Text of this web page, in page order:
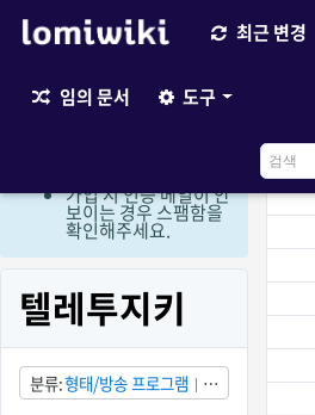
최근 변경
임의 문서 도구
현재 로그인 회원만 편
집이 가능한 상태입니
가입 시 인증 메일이 안
보이는 경우 스팸함을
확인해주세요.
텔레투지키
분류 형태/방송 프로그램
형
태/애니메이션
형태/CG